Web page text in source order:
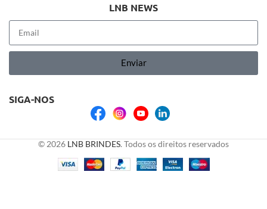
LNB NEWS
Enviar
SIGA-NOS
© 2026 LNB BRINDES. Todos os direitos reservados